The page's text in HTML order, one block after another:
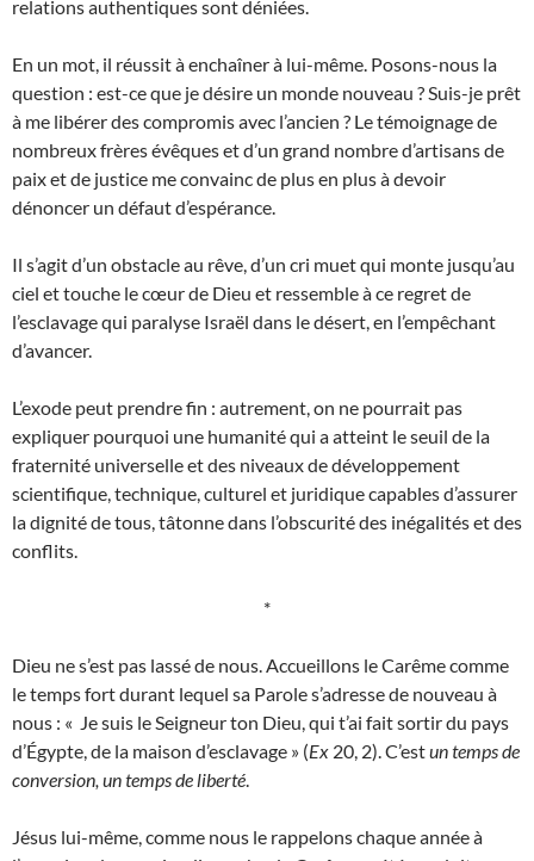
relations authentiques sont déniées.
En un mot, il réussit à enchaîner à lui-même. Posons-nous la
question : est-ce que je désire un monde nouveau ? Suis-je prêt
à me libérer des compromis avec l’ancien ? Le témoignage de
nombreux frères évêques et d’un grand nombre d’artisans de
paix et de justice me convainc de plus en plus à devoir
dénoncer un défaut d’espérance.
Il s’agit d’un obstacle au rêve, d’un cri muet qui monte jusqu’au
ciel et touche le cœur de Dieu et ressemble à ce regret de
l’esclavage qui paralyse Israël dans le désert, en l’empêchant
d’avancer.
L’exode peut prendre fin : autrement, on ne pourrait pas
expliquer pourquoi une humanité qui a atteint le seuil de la
fraternité universelle et des niveaux de développement
scientifique, technique, culturel et juridique capables d’assurer
la dignité de tous, tâtonne dans l’obscurité des inégalités et des
conflits.
*
Dieu ne s’est pas lassé de nous. Accueillons le Carême comme
le temps fort durant lequel sa Parole s’adresse de nouveau à
nous : « Je suis le Seigneur ton Dieu, qui t’ai fait sortir du pays
d’Égypte, de la maison d’esclavage » (Ex 20, 2). C’estun temps de
conversion, un temps de liberté.
Jésus lui-même, comme nous le rappelons chaque année à